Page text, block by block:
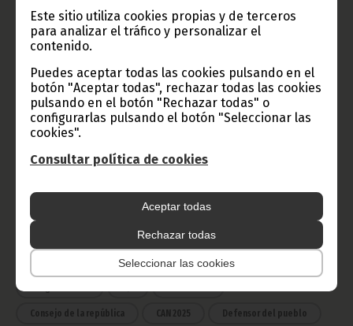
Este sitio utiliza cookies propias y de terceros
para analizar el tráfico y personalizar el
contenido.
Puedes aceptar todas las cookies pulsando en el
botón "Aceptar todas", rechazar todas las cookies
pulsando en el botón "Rechazar todas" o
configurarlas pulsando el botón "Seleccionar las
cookies".
Consultar política de cookies
Aceptar todas
Rechazar todas
Seleccionar las cookies
Radio Nacional de Guinea
Haz click aquí para escuchar ahora
CATEGORÍAS
Noticias Gobierno
Presidencia
África
Deportes Vicepresidencia
Cultura Estadísticas
Gente GE 50 Aniversario Independencia
Consejo de la república CAN 2025 Defensor del pueblo